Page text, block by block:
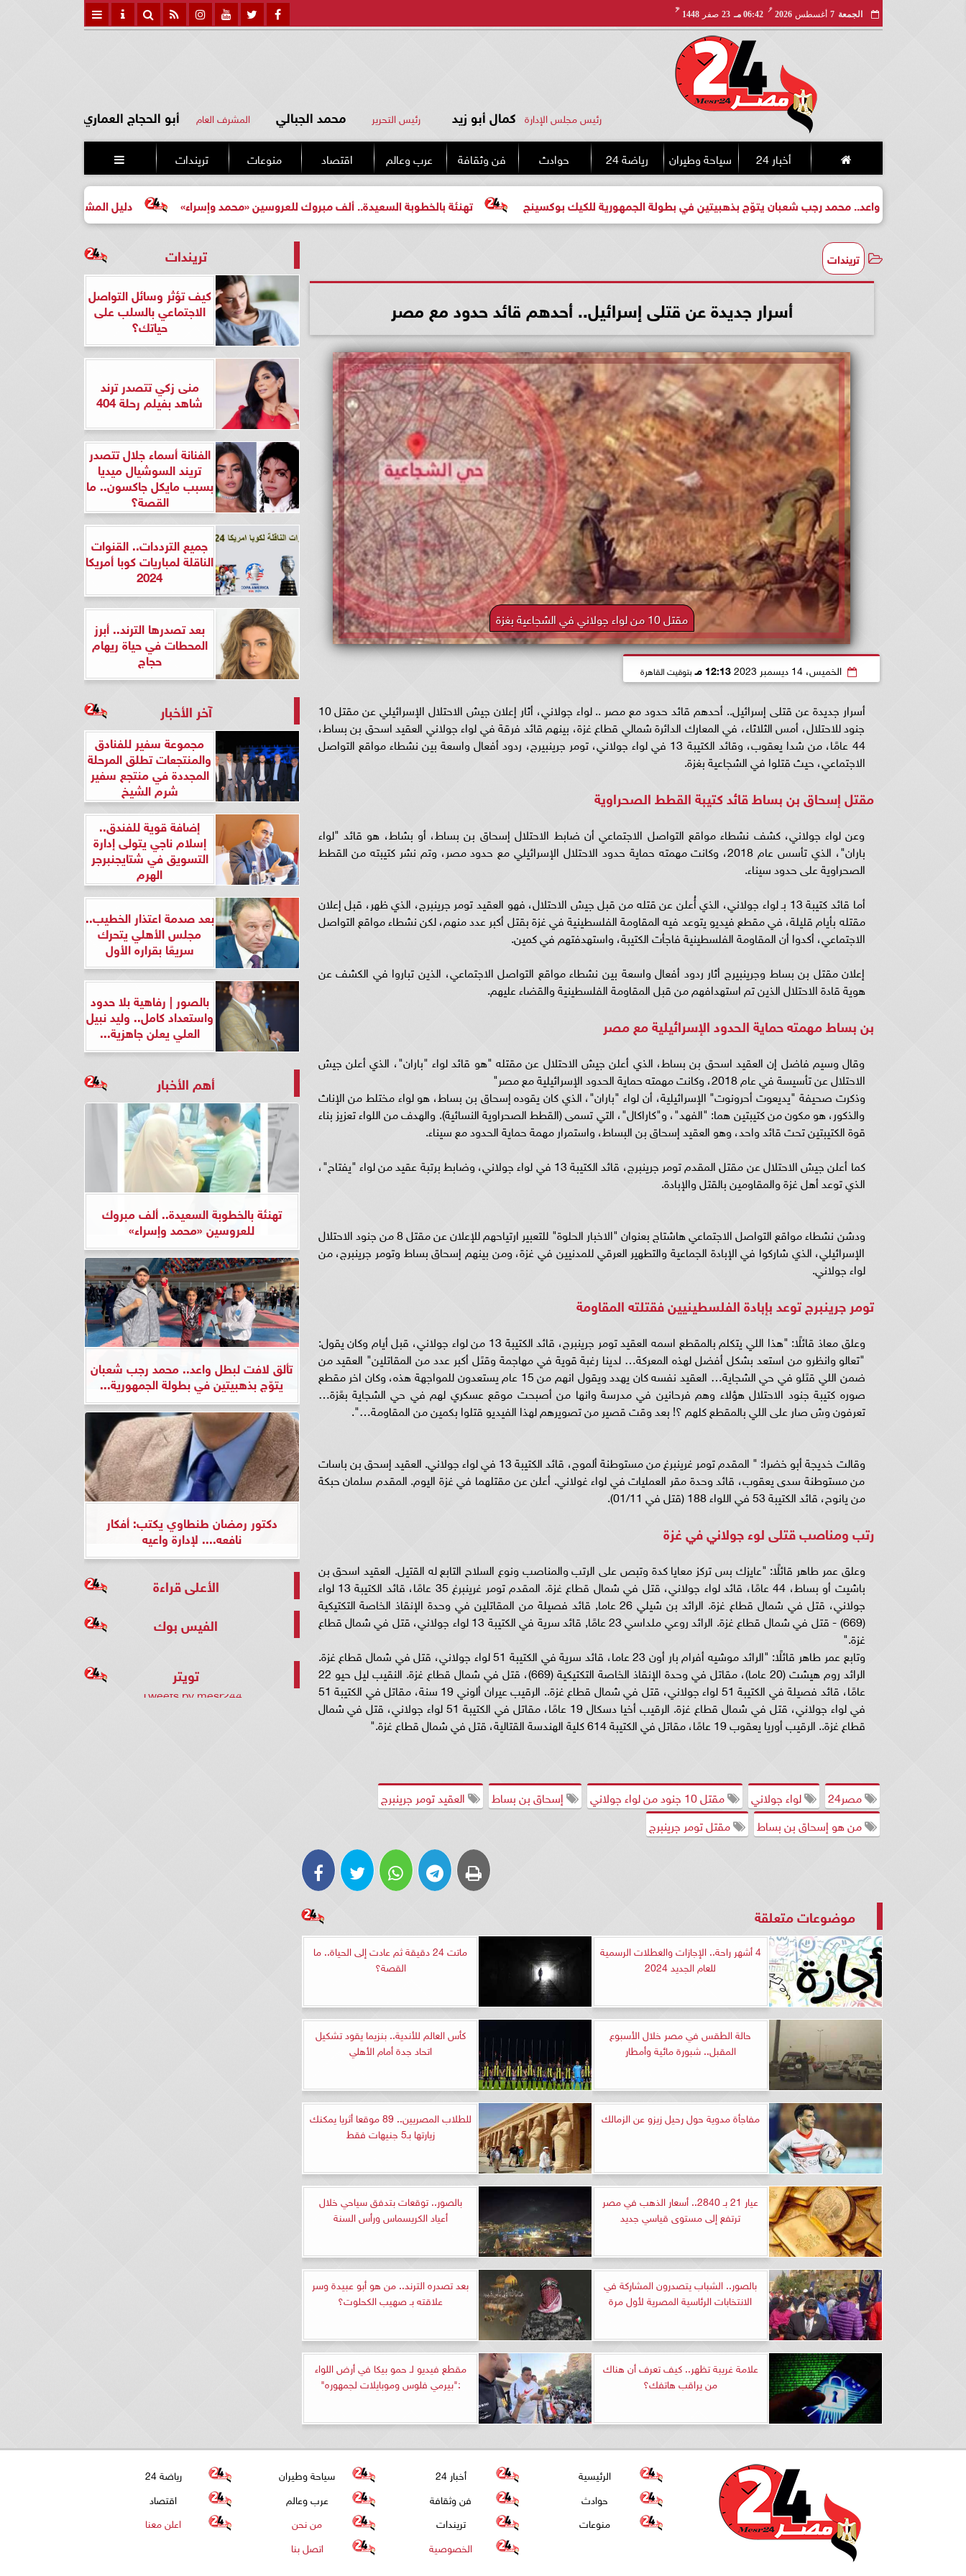
الجمعة 7 أغسطس 2026
مـ
06:42 مـ 23 صفر 1448
هـ
رئيس مجلس الإدارة كمال أبو زيد رئيس التحرير محمد الجبالي المشرف العام أبو الحجاج العماري
أخبار 24 سياحة وطيران رياضة 24 حوادث فن وثقافة عرب وعالم اقتصاد منوعات تريندات 
دليل المشتري لأول مرة لاختيار مشروع تهنئة بالخطوبة السعيدة.. ألف مبروك للعروسين «محمد وإسراء» واعد.. محمد رجب شعبان يتوّج بذهبيتين في بطولة الجمهورية للكيك بوكسينج
تريندات
أسرار جديدة عن قتلى إسرائيل.. أحدهم قائد حدود مع مصر
مقتل 10 من لواء جولاني في الشجاعية بغزة
الخميس، 14 ديسمبر 2023 12:13 مـ بتوقيت القاهرة
أسرار جديدة عن قتلى إسرائيل.. أحدهم قائد حدود مع مصر .. لواء جولاني، أثار إعلان جيش الاحتلال الإسرائيلي عن مقتل 10
جنود للاحتلال، أمس الثلاثاء، في المعارك الدائرة شمالي قطاع غزة، بينهم قائد فرقة في لواء جولاني العقيد اسحق بن بساط،
44 عامًا، من شدا يعقوب، وقائد الكتيبة 13 في لواء جولاني، تومر جرينبيرج، ردود أفعال واسعة بين نشطاء مواقع التواصل
الاجتماعي، حيث قتلوا في الشجاعية بغزة.
مقتل إسحاق بن بساط قائد كتيبة القطط الصحراوية
وعن لواء جولاني، كشف نشطاء مواقع التواصل الاجتماعي أن ضابط الاحتلال إسحاق بن بساط، أو بشاط، هو قائد "لواء
باران"، الذي تأسس عام 2018، وكانت مهمته حماية حدود الاحتلال الإسرائيلي مع حدود مصر، وتم نشر كتيبته من القطط
الصحراوية على حدود سيناء.
أما قائد كتيبة 13 بـ لواء جولاني، الذي أُعلن عن قتله من قبل جيش الاحتلال، فهو العقيد تومر جرينبرج، الذي ظهر، قبل إعلان
مقتله بأيام قليلة، في مقطع فيديو يتوعد فيه المقاومة الفلسطينية في غزة بقتل أكبر عدد منهم، لكن نشطاء مواقع التواصل
الاجتماعي، أكدوا أن المقاومة الفلسطينية فاجأت الكتيبة، واستهدفتهم في كمين.
إعلان مقتل بن بساط وجرينبيرج أثار ردود أفعال واسعة بين نشطاء مواقع التواصل الاجتماعي، الذين تباروا في الكشف عن
هوية قادة الاحتلال الذين تم استهدافهم من قبل المقاومة الفلسطينية والقضاء عليهم.
بن بساط مهمته حماية الحدود الإسرائيلية مع مصر
وقال وسيم فاضل إن العقيد اسحق بن بساط، الذي أعلن جيش الاحتلال عن مقتله "هو قائد لواء "باران"، الذي أعلن جيش
الاحتلال عن تأسيسة في عام 2018، وكانت مهمته حماية الحدود الإسرائيلية مع مصر"
وذكرت صحيفة "يديعوت أحرونوت" الإسرائيلية، أن لواء "باران"، الذي كان يقوده إسحاق بن بساط، هو لواء مختلط من الإناث
والذكور، هو مكون من كتيبتين هما: "الفهد"، و"كاراكال"، التي تسمى (القطط الصحراوية النسائية). والهدف من اللواء تعزيز بناء
قوة الكتيبتين تحت قائد واحد، وهو العقيد إسحاق بن البساط، واستمرار مهمة حماية الحدود مع سيناء.
كما أعلن جيش الاحتلال عن مقتل المقدم تومر جرينبرج، قائد الكتيبة 13 في لواء جولاني، وضابط برتبة عقيد من لواء "يفتاح"،
الذي توعد أهل غزة والمقاومين بالقتل والإبادة.
ودشن نشطاء مواقع التواصل الاجتماعي هاشتاج بعنوان "الاخبار الحلوة" للتعبير ارتياحهم للإعلان عن مقتل 8 من جنود الاحتلال
الإسرائيلي، الذي شاركوا في الإبادة الجماعية والتطهير العرقي للمدنيين في غزة، ومن بينهم إسحاق بساط وتومر جرينبرج، من
لواء جولاني.
تومر جرينبرج توعد بإبادة الفلسطينيين فقتلته المقاومة
وعلق معاذ قائلًا: "هذا اللي يتكلم بالمقطع اسمه العقيد تومر جرينبرج، قائد الكتيبة 13 من لواء جولاني، قبل أيام وكان يقول:
"تعالو وانظرو من استعد بشكل أفضل لهذه المعركة… لدينا رغبة قوية في مهاجمة وقىًل أكبر عدد من المقاتلين" العقيد من
ضمن اللي قىًلو في حي الشجاية… العقيد نفسه كان يهدد ويقول انهم من 15 عام يستعدون للمواجهة هذه، وكان اخر مقطع
صوره كتيبة جنود الاحتلال هؤلاء وهم فرحانين في مدرسة وانها من أصبحت موقع عسكري لهم في حي الشجاية بعًزة…
تعرفون وش صار على اللي بالمقطع كلهم ؟! بعد وقت قصير من تصويرهم لهذا الفيديو قتلوا بكمين من المقاومة…".
وقالت خديجة أبو خضرا: " المقدم تومر غرينبرغ من مستوطنة ألموج، قائد الكتيبة 13 في لواء جولاني. العقيد إسحق بن باسات
من مستوطنة سدى يعقوب، قائد وحدة مقر العمليات في لواء غولاني. أعلن عن مقتلهما في غزة اليوم. المقدم سلمان حبكة
من يانوح، قائد الكتيبة 53 في اللواء 188 (قتل في 01/11).
رتب ومناصب قتلى لوء جولاني في غزة
وعلق عمر طاهر قائلًا: "عايزك بس تركز معايا كدة وتبص على الرتب والمناصب ونوع السلاح التابع له القتيل. العقيد اسحق بن
باشيت أو بساط، 44 عامًا، قائد لواء جولاني، قتل في شمال قطاع غزة. المقدم تومر غرينبرغ 35 عامًا، قائد الكتيبة 13 لواء
جولاني، قتل في شمال قطاع غزة. الرائد بن شيلي 26 عاما, قائد فصيلة من المقاتلين في وحدة الإنقاذ الخاصة التكتيكية
(669) - قتل في شمال قطاع غزة. الرائد روعي ملداسي 23 عامًا, قائد سرية في الكتيبة 13 لواء جولاني، قتل في شمال قطاع
غزة."
وتابع عمر طاهر قائلًا: "الرائد موشيه أفرام بار أون 23 عاما، قائد سرية في الكتيبة 51 لواء جولاني، قتل في شمال قطاع غزة.
الرائد روم هيشت (20 عاما)، مقاتل في وحدة الإنقاذ الخاصة التكتيكية (669)، قتل في شمال قطاع غزة. النقيب ليل حيو 22
عامًا، قائد فصيلة في الكتيبة 51 لواء جولاني، قتل في شمال قطاع غزة.. الرقيب عيران ألوني 19 سنة، مقاتل في الكتيبة 51
في لواء جولاني، قتل في شمال قطاع غزة. الرقيب أخيا دسكال 19 عامًا، مقاتل في الكتيبة 51 لواء جولاني، قتل في شمال
قطاع غزة.. الرقيب أوريا يعقوب 19 عامًا، مقاتل في الكتيبة 614 كلية الهندسة القتالية، قتل في شمال قطاع غزة."
مصر24 لواء جولاني مقتل 10 جنود من لواء جولاني إسحاق بن بساط
العقيد تومر جرينبرج
من هو إسحاق بن بساط
مقتل تومر جرينبرج
موضوعات متعلقة
4 أشهر راحة.. الإجازات والعطلات الرسمية
للعام الجديد 2024
ماتت 24 دقيقة ثم عادت إلى الحياة.. ما
القصة؟
حالة الطقس في مصر خلال الأسبوع
المقبل.. شبورة مائية وأمطار
كأس العالم للأندية.. بنزيما يقود تشكيل
اتحاد جدة أمام الأهلي
مفاجأة مدوية حول رحيل زيزو عن الزمالك
للطلاب المصريين.. 89 موقعا أثريا يمكنك
زيارتها بـ5 جنيهات فقط
عيار 21 بـ 2840.. أسعار الذهب في مصر
ترتفع إلى مستوى قياسي جديد
بالصور.. توقعات بتدفق سياحي خلال
أعياد الكريسماس ورأس السنة
بالصور.. الشباب يتصدرون المشاركة في
الانتخابات الرئاسية المصرية لأول مرة
بعد تصدره الترند.. من هو أبو عبيدة وسر
علاقته بـ صهيب الكحلوت؟
علامة غريبة تظهر.. كيف تعرف أن هناك
من يراقب هاتفك؟
مقطع فيديو لـ حمو بيكا في أرض اللواء
:"بيرمي فلوس وموبايلات لجمهوره"
تريندات
كيف تؤثر وسائل التواصل
الاجتماعي بالسلب على
حياتك؟
منى زكي تتصدر ترند
شاهد بفيلم رحلة 404
الفنانة أسماء جلال تتصدر
تريند السوشيال ميديا
بسبب مايكل جاكسون.. ما
القصة؟
جميع الترددات.. القنوات
الناقلة لمباريات كوبا أمريكا
2024
بعد تصدرها الترند.. أبرز
المحطات في حياة ريهام
حجاج
آخر الأخبار
مجموعة سفير للفنادق
والمنتجعات تطلق المرحلة
المجددة في منتجع سفير
شرم الشيخ
إضافة قوية للفندق..
إسلام ناجي يتولى إدارة
التسويق في شتايجنبرجر
الهرم
بعد صدمة اعتذار الخطيب..
مجلس الأهلي يتحرك
سريعًا بقراره الأول
بالصور | رفاهية بلا حدود
واستعداد كامل.. وليد نبيل
العلي يعلن جاهزية...
أهم الأخبار
تهنئة بالخطوبة السعيدة.. ألف مبروك
للعروسين «محمد وإسراء»
تألق لافت لبطل واعد.. محمد رجب شعبان
يتوّج بذهبيتين في بطولة الجمهورية...
دكتور رمضان طنطاوي يكتب: أفكار
نافعه.... لإدارة واعيه
الأعلى قراءة
الفيس بوك
تويتر
Tweets by mesr244
الرئيسية أخبار 24 سياحة وطيران
رياضة 24
حوادث
فن وثقافة عرب وعالم
اقتصاد
منوعات
تريندات من نحن
اعلن معنا
الخصوصية
اتصل بنا